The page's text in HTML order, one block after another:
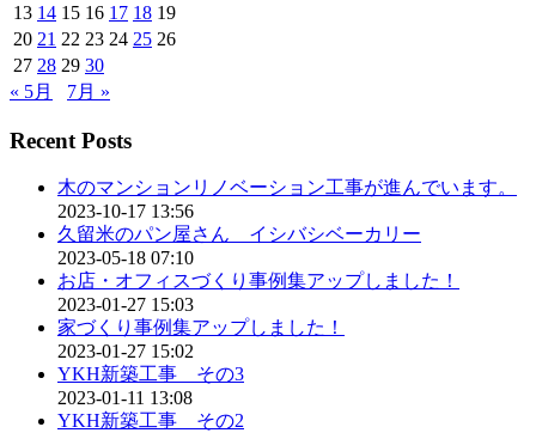
13 14 15 16 17 18 19
20 21 22 23 24 25 26
27 28 29 30
« 5月
7月 »
Recent Posts
木のマンションリノベーション工事が進んでいます。
2023-10-17 13:56
久留米のパン屋さん イシバシベーカリー
2023-05-18 07:10
お店・オフィスづくり事例集アップしました！
2023-01-27 15:03
家づくり事例集アップしました！
2023-01-27 15:02
YKH新築工事 その3
2023-01-11 13:08
YKH新築工事 その2